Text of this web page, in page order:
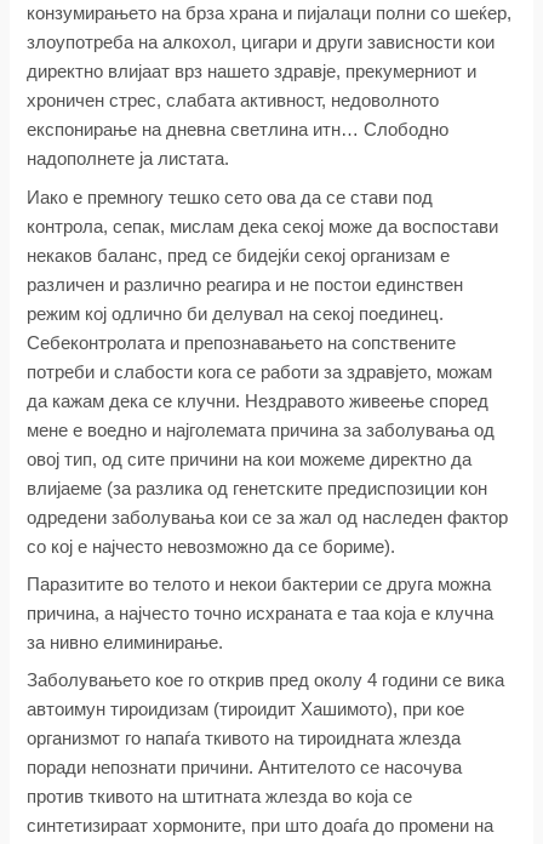
конзумирањето на брза храна и пијалаци полни со шеќер,
злоупотреба на алкохол, цигари и други зависности кои
директно влијаат врз нашето здравје, прекумерниот и
хроничен стрес, слабата активност, недоволното
експонирање на дневна светлина итн… Слободно
надополнете ја листата.
Иако е премногу тешко сето ова да се стави под
контрола, сепак, мислам дека секој може да воспостави
некаков баланс, пред се бидејќи секој организам е
различен и различно реагира и не постои единствен
режим кој одлично би делувал на секој поединец.
Себеконтролата и препознавањето на сопствените
потреби и слабости кога се работи за здравјето, можам
да кажам дека се клучни. Нездравото живеење според
мене е воедно и најголемата причина за заболувања од
овој тип, од сите причини на кои можеме директно да
влијаеме (за разлика од генетските предиспозиции кон
одредени заболувања кои се за жал од наследен фактор
со кој е најчесто невозможно да се бориме).
Паразитите во телото и некои бактерии се друга можна
причина, а најчесто точно исхраната е таа која е клучна
за нивно елиминирање.
Заболувањето кое го открив пред околу 4 години се вика
автоимун тироидизам (тироидит Хашимото), при кое
организмот го напаѓа ткивото на тироидната жлезда
поради непознати причини. Антителото се насочува
против ткивото на штитната жлезда во која се
синтетизираат хормоните, при што доаѓа до промени на